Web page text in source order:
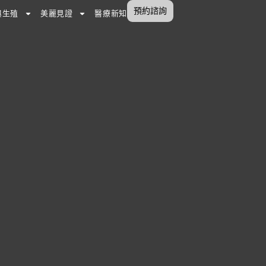
殖 美麗見證 醫療新知 預約諮詢